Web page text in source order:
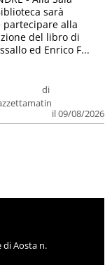
di
il 09/08/2026
sarà
partecipare alla
del libro di
ed Enrico F...
Aosta n.